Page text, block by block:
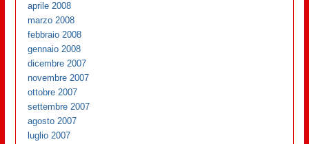
aprile 2008
marzo 2008
febbraio 2008
gennaio 2008
dicembre 2007
novembre 2007
ottobre 2007
settembre 2007
agosto 2007
luglio 2007